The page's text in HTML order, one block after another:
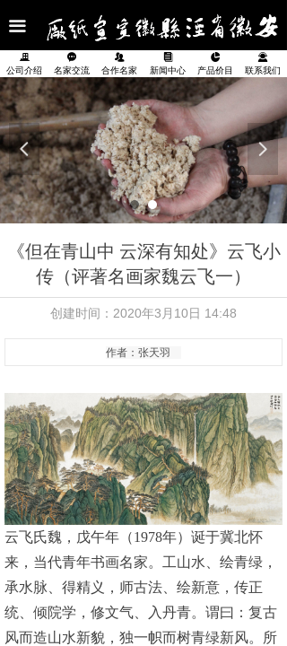
끀
首页
公司介绍
名家交流
合作名家
新闻中心
产品展示
产品价目表
联系我们
넳 넲
끉
公司介绍
끁
名家交流
뀡
合作名家
뀴
新闻中心
넗
产品价目
끤
联系我们
《但在青山中 云深有知处》云飞小
传（评著名画家魏云飞一）
作者：张天羽
云飞氏魏，戊午年（1978年）诞于冀北怀
来，当代青年书画名家。工山水、绘青绿，
承水脉、得精义，师古法、绘新意，传正
统、倾院学，修文气、入丹青。谓曰：复古
风而造山水新貌，独一帜而树青绿新风。所
创建时间： 2020年3月10日 14:48